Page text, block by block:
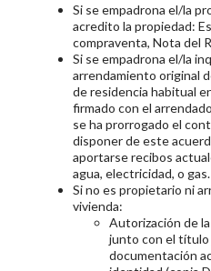
Si se empadrona el/la
acredito la propiedad:
compraventa, Nota del
Si se empadrona el/la
arrendamiento original
de residencia habitual
firmado con el
se ha prorrogado el
disponer de este
aportarse recibos
agua, electricidad, o gas.
Si no es propietario ni
vivienda:
Autorización de
junto con el
documentación